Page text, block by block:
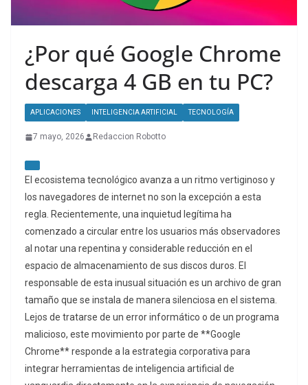
¿Por qué Google Chrome
descarga 4 GB en tu PC?
APLICACIONES INTELIGENCIA ARTIFICIAL TECNOLOGÍA
7 mayo, 2026 Redaccion Robotto
El ecosistema tecnológico avanza a un ritmo vertiginoso y
los navegadores de internet no son la excepción a esta
regla. Recientemente, una inquietud legítima ha
comenzado a circular entre los usuarios más observadores
al notar una repentina y considerable reducción en el
espacio de almacenamiento de sus discos duros. El
responsable de esta inusual situación es un archivo de gran
tamaño que se instala de manera silenciosa en el sistema.
Lejos de tratarse de un error informático o de un programa
malicioso, este movimiento por parte de **Google
Chrome** responde a la estrategia corporativa para
integrar herramientas de inteligencia artificial de